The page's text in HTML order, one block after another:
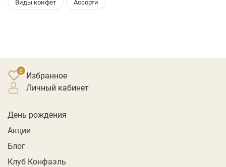
Виды конфет Ассорти
Избранное
личный кабинет
День рождения
Акции
Блог
Клуб Конфаэль